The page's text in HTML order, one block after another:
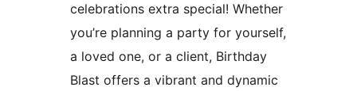
celebrations extra special! Whether
you’re planning a party for yourself,
a loved one, or a client, Birthday
Blast offers a vibrant and dynamic